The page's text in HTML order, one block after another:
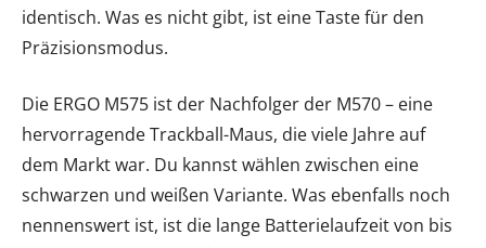
identisch. Was es nicht gibt, ist eine Taste für den
Präzisionsmodus.
Die ERGO M575 ist der Nachfolger der M570 – eine
hervorragende Trackball-Maus, die viele Jahre auf
dem Markt war. Du kannst wählen zwischen eine
schwarzen und weißen Variante. Was ebenfalls noch
nennenswert ist, ist die lange Batterielaufzeit von bis